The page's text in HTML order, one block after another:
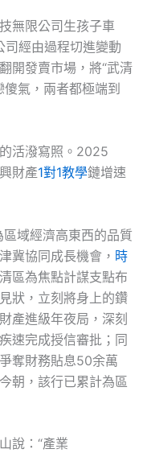
無限公司生孩子車
經由過程切進變動
開發賣市場，將“武清
氣，兩者都極端到
活潑寫照。2025
財產1對1教學鏈增速
域經濟高東西的品質
冀協同成長機會， 時
區為焦點計謀支點布
狀，立刻將身上的鑽
產進級年夜局，深刻
速完成授信審批；同
奪財務貼息50余萬
今朝，該行已累計為區
說：“產業